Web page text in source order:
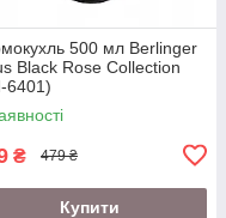
500 мл Berlinger
Black Rose Collection
6401)
₴ 479 ₴
Купити